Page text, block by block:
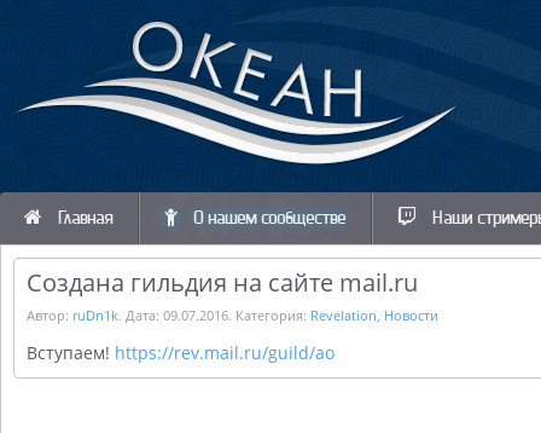
Главная О нашем сообществе Наши
Создана гильдия на сайте mail.ru
Автор: ruDn1k. Дата: 09.07.2016. Категория: Revelation, Новости
Вступаем! https://rev.mail.ru/guild/ao